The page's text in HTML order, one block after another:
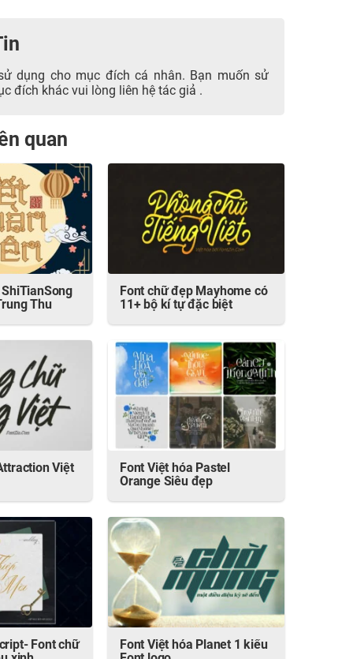
dụng cho mục đích cá nhân. Bạn muốn sử
đích khác vui lòng liên hệ tác giả .
quan
Thu
Font chữ đẹp Mayhome có
11+ bộ kí tự đặc biệt
Việt
Font Việt hóa Pastel
Orange Siêu đẹp
Font chữ
Font Việt hóa Planet 1 kiểu